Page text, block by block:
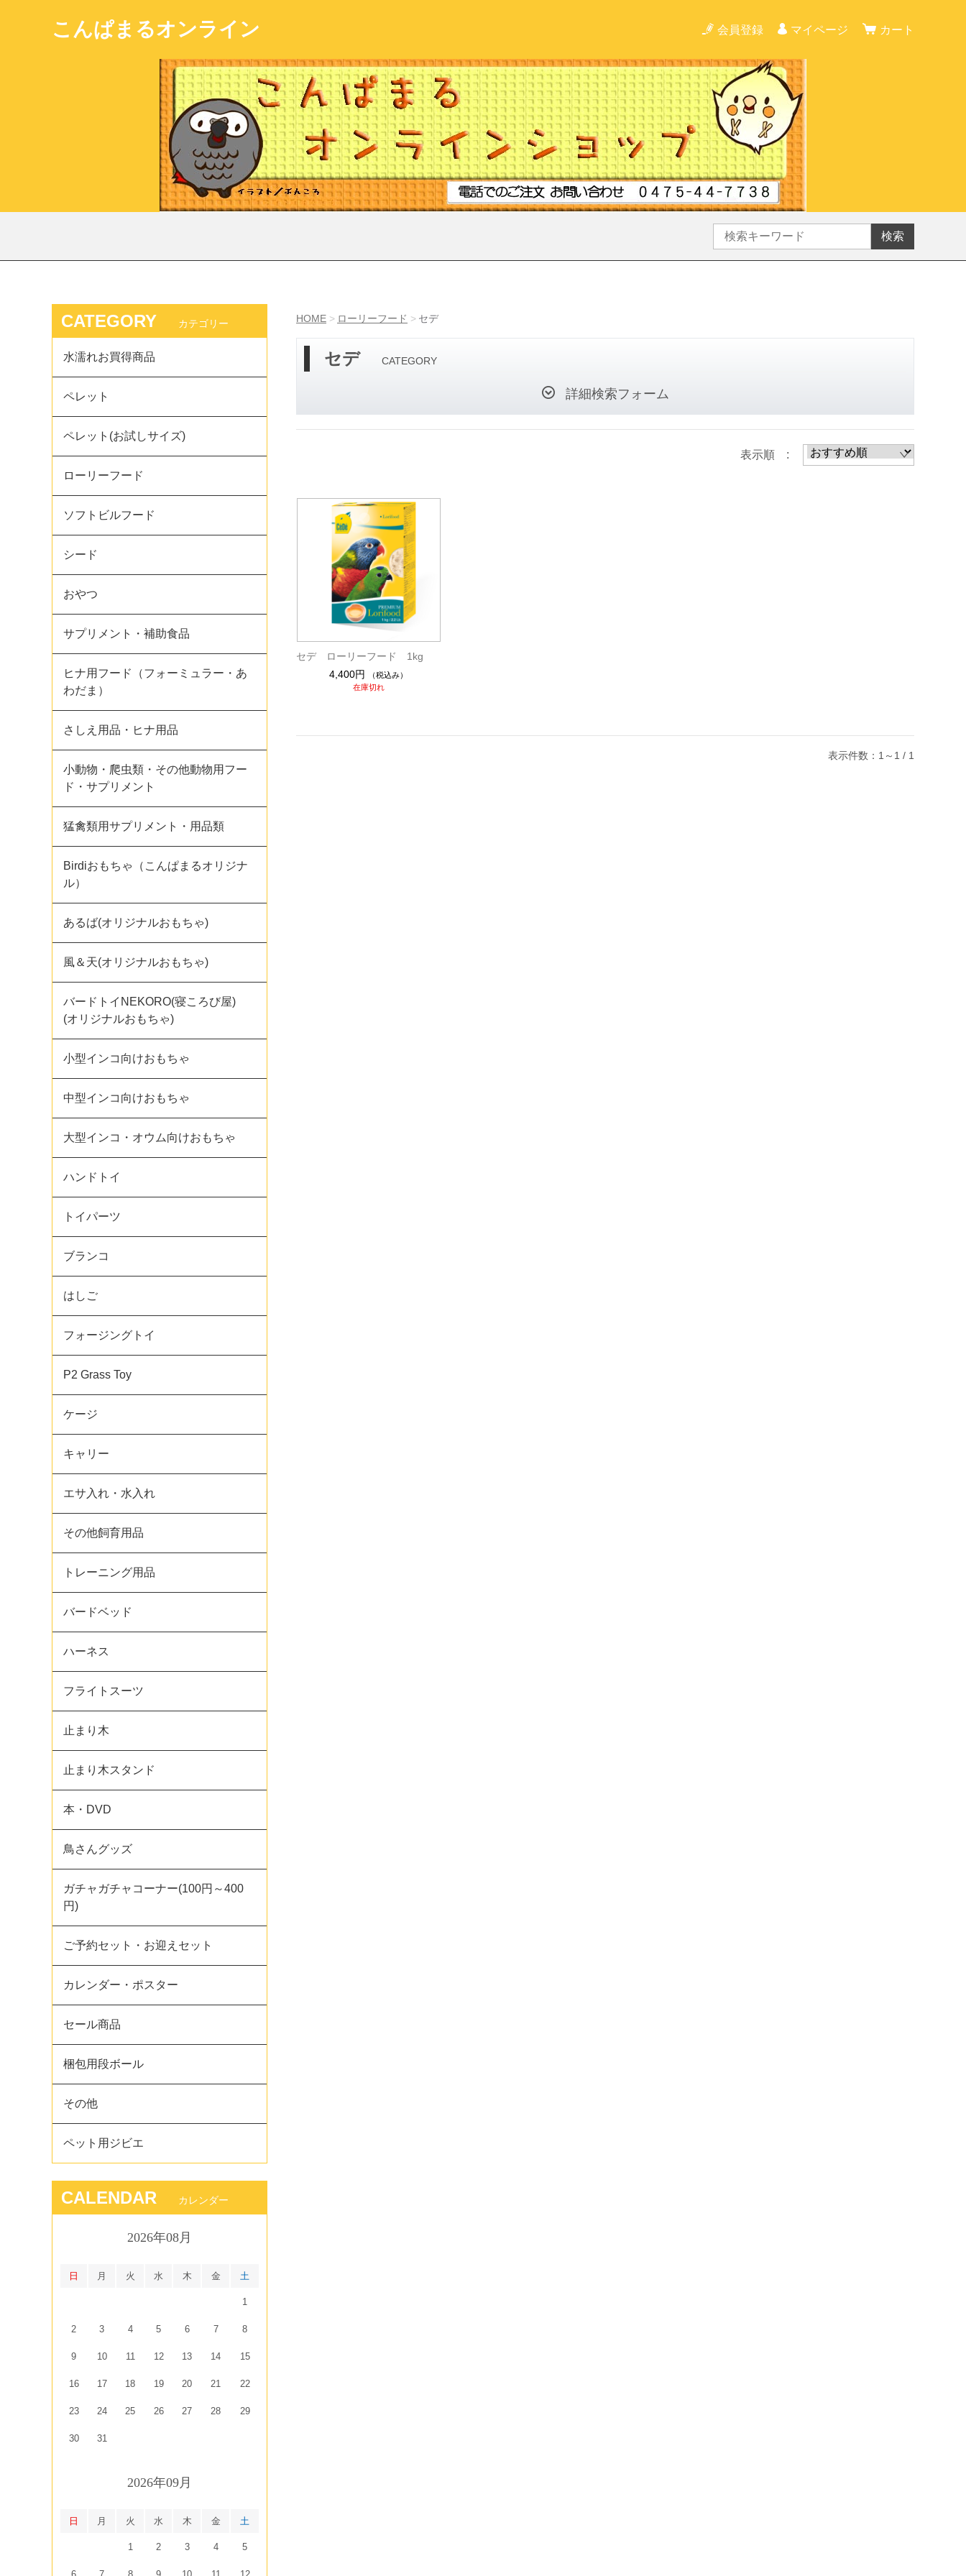
こんぱまるオンライン 会員登録 マイページ カート
検索
HOME ローリーフード セデ
セデ CATEGORY
詳細検索フォーム
表示順 :
セデ ローリーフード 1kg
4,400円
（税込み）
在庫切れ
表示件数：1～1 / 1
CATEGORY カテゴリー
水濡れお買得商品
ペレット
ペレット(お試しサイズ)
ローリーフード
ソフトビルフード
シード
おやつ
サプリメント・補助食品
ヒナ用フード（フォーミュラー・あ
わだま）
さしえ用品・ヒナ用品
小動物・爬虫類・その他動物用フー
ド・サプリメント
猛禽類用サプリメント・用品類
Birdiおもちゃ（こんぱまるオリジナ
ル）
あるば(オリジナルおもちゃ)
風＆天(オリジナルおもちゃ)
バードトイNEKORO(寝ころび屋)
(オリジナルおもちゃ)
小型インコ向けおもちゃ
中型インコ向けおもちゃ
大型インコ・オウム向けおもちゃ
ハンドトイ
トイパーツ
ブランコ
はしご
フォージングトイ
P2 Grass Toy
ケージ
キャリー
エサ入れ・水入れ
その他飼育用品
トレーニング用品
バードベッド
ハーネス
フライトスーツ
止まり木
止まり木スタンド
本・DVD
鳥さんグッズ
ガチャガチャコーナー(100円～400
円)
ご予約セット・お迎えセット
カレンダー・ポスター
セール商品
梱包用段ボール
その他
ペット用ジビエ
CALENDAR カレンダー
2026年08月
日 月 火 水 木 金 土
1
2 3 4 5 6 7 8
9 10 11 12 13 14 15
16 17 18 19 20 21 22
23 24 25 26 27 28 29
30 31
2026年09月
日 月 火 水 木 金 土
1 2 3 4 5